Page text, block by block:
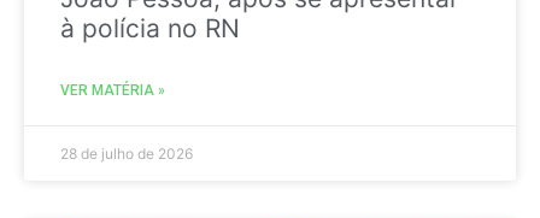
à polícia no RN
VER MATÉRIA »
28 de julho de 2026